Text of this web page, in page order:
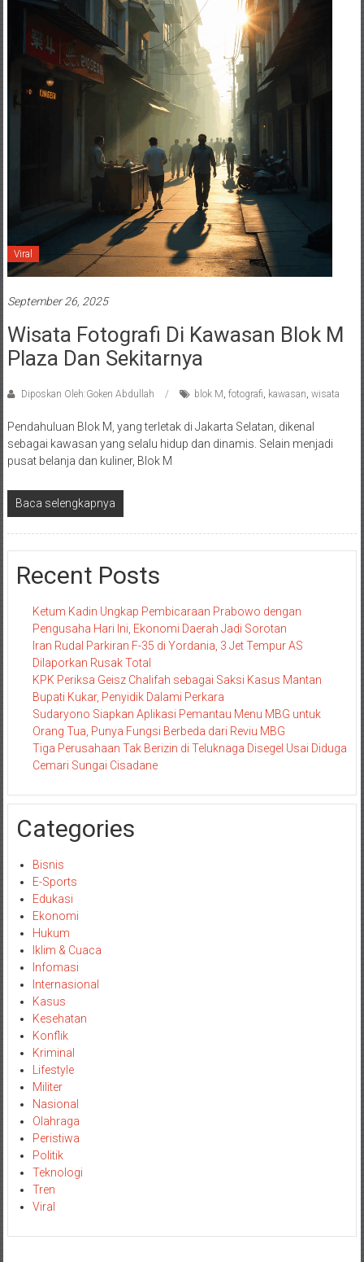
Viral
September 26, 2025
Wisata Fotografi Di Kawasan Blok M
Plaza Dan Sekitarnya
Diposkan Oleh:Goken Abdullah blok M, fotografi, kawasan, wisata
Pendahuluan Blok M, yang terletak di Jakarta Selatan, dikenal
sebagai kawasan yang selalu hidup dan dinamis. Selain menjadi
pusat belanja dan kuliner, Blok M
Baca selengkapnya
Recent Posts
Ketum Kadin Ungkap Pembicaraan Prabowo dengan
Pengusaha Hari Ini, Ekonomi Daerah Jadi Sorotan
Iran Rudal Parkiran F-35 di Yordania, 3 Jet Tempur AS
Dilaporkan Rusak Total
KPK Periksa Geisz Chalifah sebagai Saksi Kasus Mantan
Bupati Kukar, Penyidik Dalami Perkara
Sudaryono Siapkan Aplikasi Pemantau Menu MBG untuk
Orang Tua, Punya Fungsi Berbeda dari Reviu MBG
Tiga Perusahaan Tak Berizin di Teluknaga Disegel Usai Diduga
Cemari Sungai Cisadane
Categories
Bisnis
E-Sports
Edukasi
Ekonomi
Hukum
Iklim & Cuaca
Infomasi
Internasional
Kasus
Kesehatan
Konflik
Kriminal
Lifestyle
Militer
Nasional
Olahraga
Peristiwa
Politik
Teknologi
Tren
Viral